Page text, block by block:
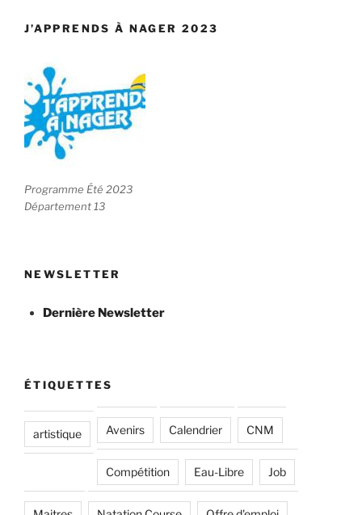
J’APPRENDS À NAGER 2023
Programme Été 2023
Département 13
NEWSLETTER
Dernière Newsletter
ÉTIQUETTES
artistique Avenirs Calendrier CNM
Compétition Eau-Libre Job